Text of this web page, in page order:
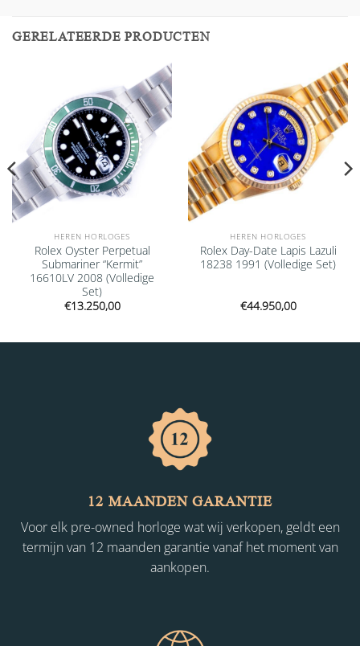
GERELATEERDE PRODUCTEN
Add to
wishlist
HEREN HORLOGES
Rolex Oyster Perpetual
Submariner “Kermit”
16610LV 2008 (Volledige
Set)
€13.250,00
Add to
wishlist
HEREN HORLOGES
Rolex Day-Date Lapis Lazuli
18238 1991 (Volledige Set)
€44.950,00
12 MAANDEN GARANTIE
Voor elk pre-owned horloge wat wij verkopen, geldt een
termijn van 12 maanden garantie vanaf het moment van
aankopen.